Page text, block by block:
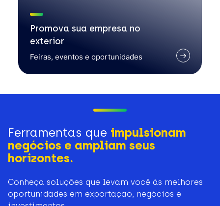
Promova sua empresa no
exterior
Feiras, eventos e oportunidades
Ferramentas que impulsionam
negócios e ampliam seus
horizontes.
Conheça soluções que levam você às melhores
oportunidades em exportação, negócios e